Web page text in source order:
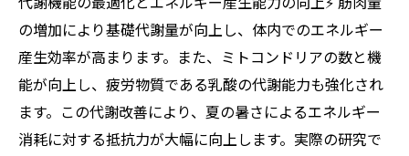
代謝機能の最適化とエネルギー産生能力の向上⚡ 筋肉量
の増加により基礎代謝量が向上し、体内でのエネルギー
産生効率が高まります。また、ミトコンドリアの数と機
能が向上し、疲労物質である乳酸の代謝能力も強化され
ます。この代謝改善により、夏の暑さによるエネルギー
消耗に対する抵抗力が大幅に向上します。実際の研究で